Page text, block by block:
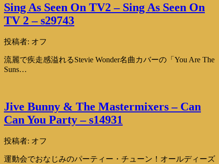
Sing As Seen On TV2 – Sing As Seen On
TV 2 – s29743
投稿者: オフ
流麗で疾走感溢れるStevie Wonder名曲カバーの「You Are The
Suns…
Jive Bunny & The Mastermixers – Can
Can You Party – s14931
投稿者: オフ
運動会でおなじみのパーティー・チューン！オールディーズ